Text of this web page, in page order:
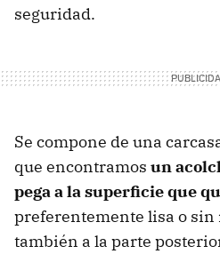
seguridad.
Se compone de una
que encontramos un
pega a la superficie que
preferentemente lisa o sin
también a la parte